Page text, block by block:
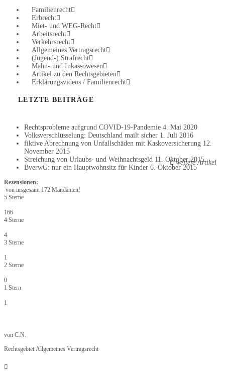
Familienrecht
Erbrecht
Miet- und WEG-Recht
Arbeitsrecht
Verkehrsrecht
Allgemeines Vertragsrecht
(Jugend-) Strafrecht
Mahn- und Inkassowesen
Artikel zu den Rechtsgebieten
Erklärungsvideos / Familienrecht
LETZTE BEITRÄGE
Rechtsprobleme aufgrund COVID-19-Pandemie 4. Mai 2020
Volksverschlüsselung: Deutschland mailt sicher 1. Juli 2016
fiktive Abrechnung von Unfallschäden mit Kaskoversicherung 12.
November 2015
Streichung von Urlaubs- und Weihnachtsgeld 11. Oktober 2015
BverwG: nur ein Hauptwohnsitz für Kinder 6. Oktober 2015
weitere Artikel
Rezensionen:
von insgesamt 172 Mandanten!
5 Sterne
166
4 Sterne
4
3 Sterne
1
2 Sterne
0
1 Stern
1
von C.N.
Rechtsgebiet:Allgemeines Vertragsrecht